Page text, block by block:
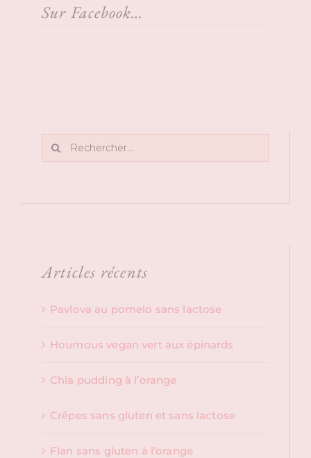
Sur Facebook…
Rechercher:
Articles récents
Pavlova au pomelo sans lactose
Houmous vegan vert aux épinards
Chia pudding à l’orange
Crêpes sans gluten et sans lactose
Flan sans gluten à l’orange